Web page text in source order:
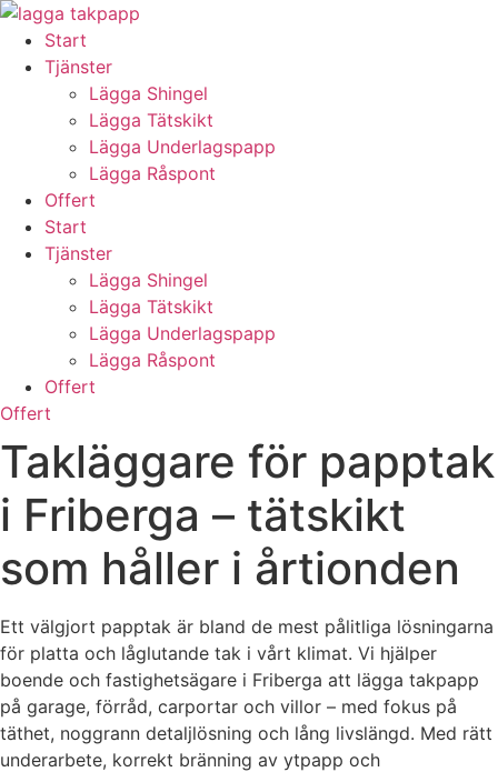
Skip
content
Start
Tjänster
Lägga Shingel
Lägga Tätskikt
Lägga Underlagspapp
Lägga Råspont
Offert
Start
Tjänster
Lägga Shingel
Lägga Tätskikt
Lägga Underlagspapp
Lägga Råspont
Offert
Offert
Takläggare för papptak
i Friberga – tätskikt
som håller i årtionden
Ett välgjort papptak är bland de mest pålitliga lösningarna
för platta och låglutande tak i vårt klimat. Vi hjälper
boende och fastighetsägare i Friberga att lägga takpapp
på garage, förråd, carportar och villor – med fokus på
täthet, noggrann detaljlösning och lång livslängd. Med rätt
underarbete, korrekt bränning av ytpapp och